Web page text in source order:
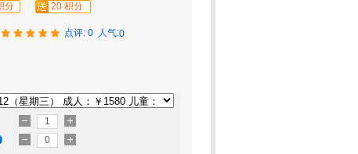
分 20 积分
点评: 0 人气:0